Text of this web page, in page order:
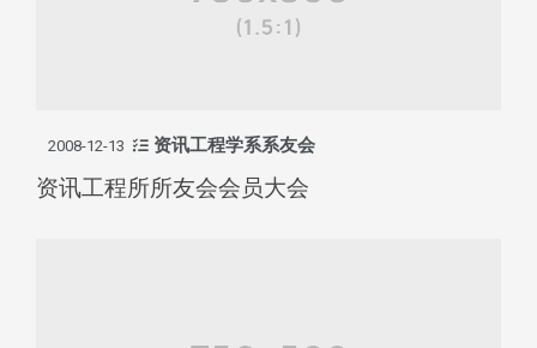
2008-12-13 资讯工程学系系友会
资讯工程所所友会会员大会